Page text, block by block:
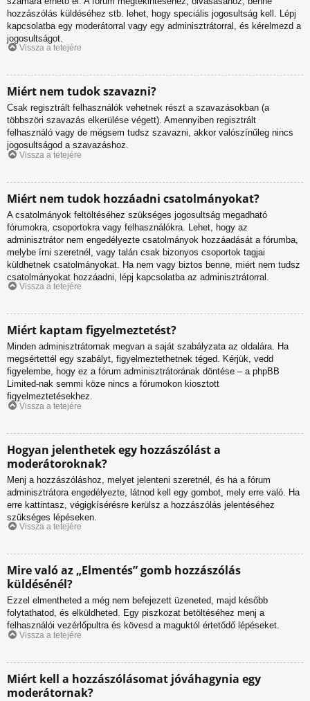
hozzászólás küldéséhez stb. lehet, hogy speciális jogosultság kell. Lépj
kapcsolatba egy moderátorral vagy egy adminisztrátorral, és kérelmezd a
jogosultságot.
Vissza a tetejére
Miért nem tudok szavazni?
Csak regisztrált felhasználók vehetnek részt a szavazásokban (a
többszöri szavazás elkerülése végett). Amennyiben regisztrált
felhasználó vagy de mégsem tudsz szavazni, akkor valószínűleg nincs
jogosultságod a szavazáshoz.
Vissza a tetejére
Miért nem tudok hozzáadni csatolmányokat?
A csatolmányok feltöltéséhez szükséges jogosultság megadható
fórumokra, csoportokra vagy felhasználókra. Lehet, hogy az
adminisztrátor nem engedélyezte csatolmányok hozzáadását a fórumba,
melybe írni szeretnél, vagy talán csak bizonyos csoportok tagjai
küldhetnek csatolmányokat. Ha nem vagy biztos benne, miért nem tudsz
csatolmányokat hozzáadni, lépj kapcsolatba az adminisztrátorral.
Vissza a tetejére
Miért kaptam figyelmeztetést?
Minden adminisztrátornak megvan a saját szabályzata az oldalára. Ha
megsértettél egy szabályt, figyelmeztethetnek téged. Kérjük, vedd
figyelembe, hogy ez a fórum adminisztrátorának döntése – a phpBB
Limited-nak semmi köze nincs a fórumokon kiosztott
figyelmeztetésekhez.
Vissza a tetejére
Hogyan jelenthetek egy hozzászólást a
moderátoroknak?
Menj a hozzászóláshoz, melyet jelenteni szeretnél, és ha a fórum
adminisztrátora engedélyezte, látnod kell egy gombot, mely erre való. Ha
erre kattintasz, végigkísérésre kerülsz a hozzászólás jelentéséhez
szükséges lépéseken.
Vissza a tetejére
Mire való az „Elmentés” gomb hozzászólás
küldésénél?
Ezzel elmentheted a még nem befejezett üzeneted, majd később
folytathatod, és elküldheted. Egy piszkozat betöltéséhez menj a
felhasználói vezérlőpultra és kövesd a maguktól értetődő lépéseket.
Vissza a tetejére
Miért kell a hozzászólásomat jóváhagynia egy
moderátornak?